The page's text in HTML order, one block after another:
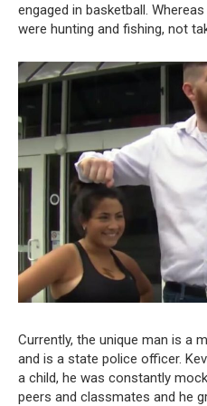
engaged in basketball.
were hunting and fishing, not
Currently, the unique man is a
and is a state police officer.
a child, he was constantly
peers and classmates and he